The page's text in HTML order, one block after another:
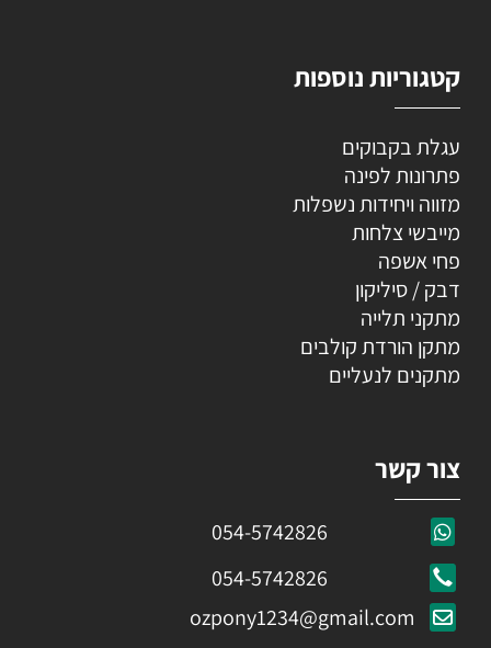
קטגוריות נוספות
עגלת בקבוקים
פתרונות לפינה
מזווה ויחידות נשפלות
מייבשי צלחות
פחי אשפה
דבק / סיליקון
מתקני תלייה
מתקן הורדת קולבים
מתקנים לנעליים
צור קשר
054-5742826
054-5742826
ozpony1234@gmail.com